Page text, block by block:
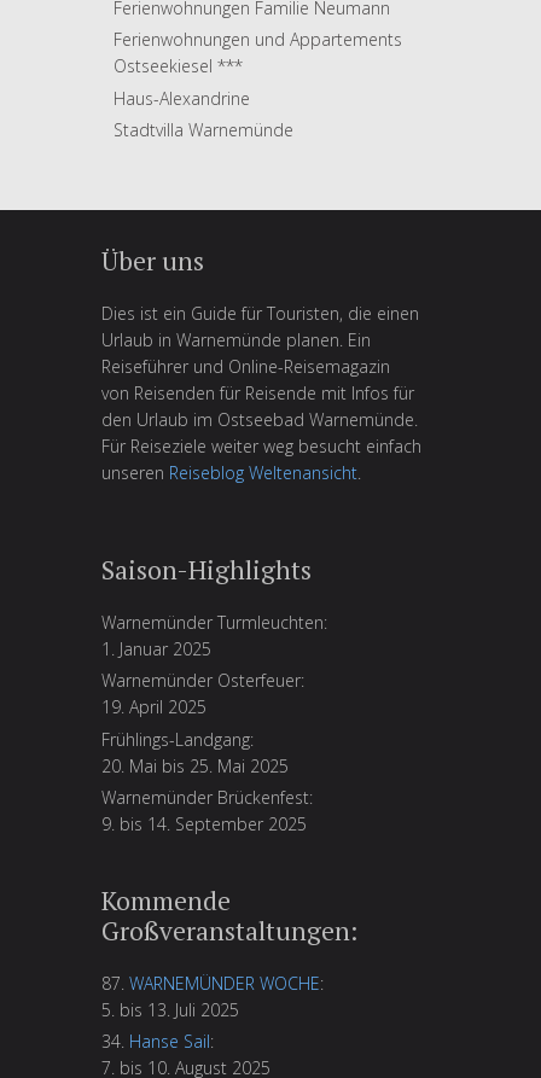
Ferienwohnungen Familie Neumann
Ferienwohnungen und Appartements
Ostseekiesel ***
Haus-Alexandrine
Stadtvilla Warnemünde
Über uns
Dies ist ein Guide für Touristen, die einen
Urlaub in Warnemünde planen. Ein
Reiseführer und Online-Reisemagazin
von Reisenden für Reisende mit Infos für
den Urlaub im Ostseebad Warnemünde.
Für Reiseziele weiter weg besucht einfach
unseren Reiseblog Weltenansicht
Saison-Highlights
Warnemünder Turmleuchten:
1. Januar 2025
Warnemünder Osterfeuer:
19. April 2025
Frühlings-Landgang:
20. Mai bis 25. Mai 2025
Warnemünder Brückenfest:
9. bis 14. September 2025
Kommende
Großveranstaltungen:
87. WARNEMÜNDER WOCHE:
5. bis 13. Juli 2025
34. Hanse Sail:
7. bis 10. August 2025